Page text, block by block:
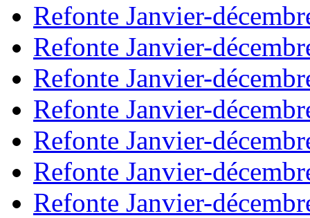
Refonte Janvier-
Refonte Janvier-
Refonte Janvier-
Refonte Janvier-
Refonte Janvier-
Refonte Janvier-
Refonte Janvier-